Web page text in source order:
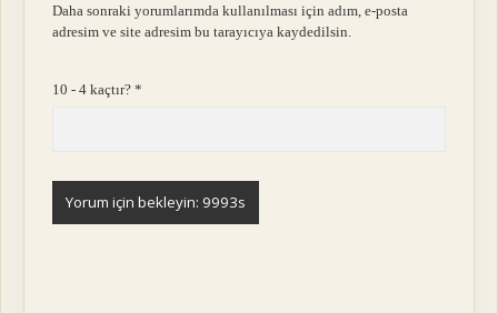
Daha sonraki yorumlarımda kullanılması için adım, e-posta
adresim ve site adresim bu tarayıcıya kaydedilsin.
10 - 4 kaçtır?*